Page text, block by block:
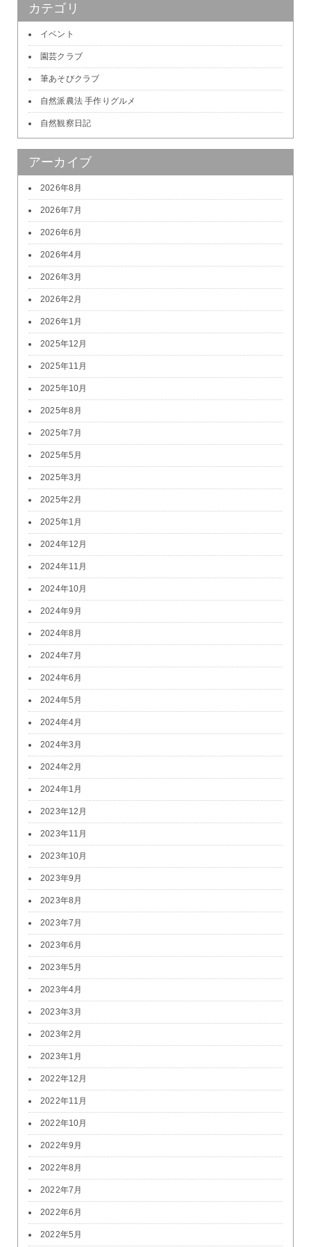
カテゴリ
イベント
園芸クラブ
筆あそびクラブ
自然派農法 手作りグルメ
自然観察日記
アーカイブ
2026年8月
2026年7月
2026年6月
2026年4月
2026年3月
2026年2月
2026年1月
2025年12月
2025年11月
2025年10月
2025年8月
2025年7月
2025年5月
2025年3月
2025年2月
2025年1月
2024年12月
2024年11月
2024年10月
2024年9月
2024年8月
2024年7月
2024年6月
2024年5月
2024年4月
2024年3月
2024年2月
2024年1月
2023年12月
2023年11月
2023年10月
2023年9月
2023年8月
2023年7月
2023年6月
2023年5月
2023年4月
2023年3月
2023年2月
2023年1月
2022年12月
2022年11月
2022年10月
2022年9月
2022年8月
2022年7月
2022年6月
2022年5月